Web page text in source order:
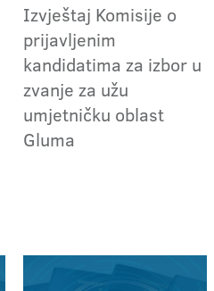
Izvještaj Komisije o
prijavljenim
kandidatima za izbor u
zvanje za užu
umjetničku oblast
Gluma